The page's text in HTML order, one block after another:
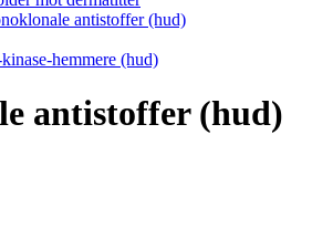
antistoffer (hud)
kinase-hemmere (hud)
antistoffer (hud)